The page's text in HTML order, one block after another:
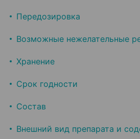
Передозировка
Возможные нежелательные
Хранение
Срок годности
Состав
Внешний вид препарата и